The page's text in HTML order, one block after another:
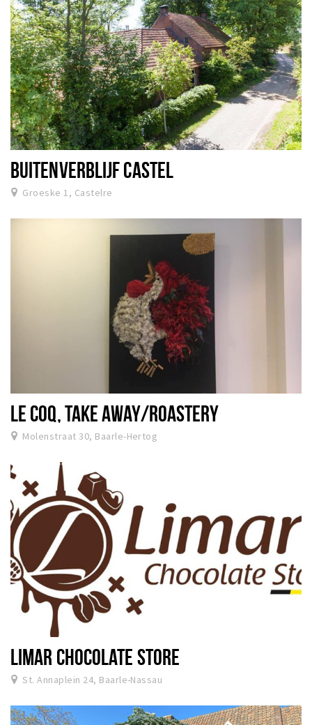
BUITENVERBLIJF CASTEL
Groeske 1, Castelre
LE COQ, TAKE AWAY/ROASTERY
Molenstraat 30, Baarle-Hertog
LIMAR CHOCOLATE STORE
St. Annaplein 24, Baarle-Nassau